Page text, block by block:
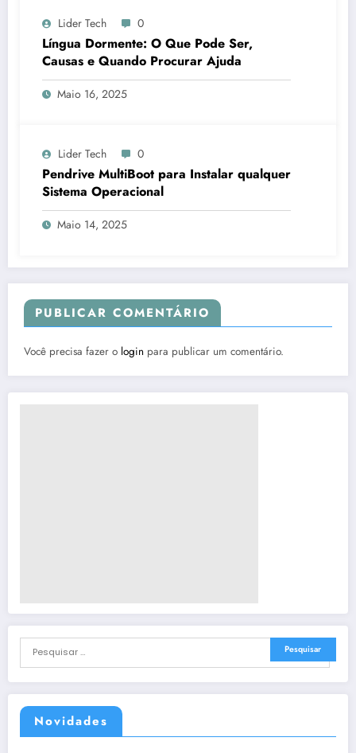
Novidades
Lider Tech 0
Língua Dormente: O Que Pode Ser,
Causas e Quando Procurar Ajuda
Maio 16, 2025
Lider Tech 0
Pendrive MultiBoot para Instalar qualquer
Sistema Operacional
Maio 14, 2025
PUBLICAR COMENTÁRIO
Você precisa fazer o login para publicar um comentário.